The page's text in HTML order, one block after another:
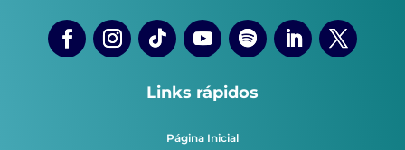
Links rápidos
Página Inicial